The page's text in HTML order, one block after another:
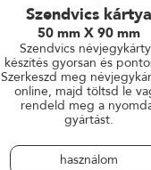
Szendvics kártya
50 mm X 90 mm
Szendvics
készítés gyorsan és
Szerkeszd meg
online, majd töltsd le
rendeld meg a
gyártást.
használom